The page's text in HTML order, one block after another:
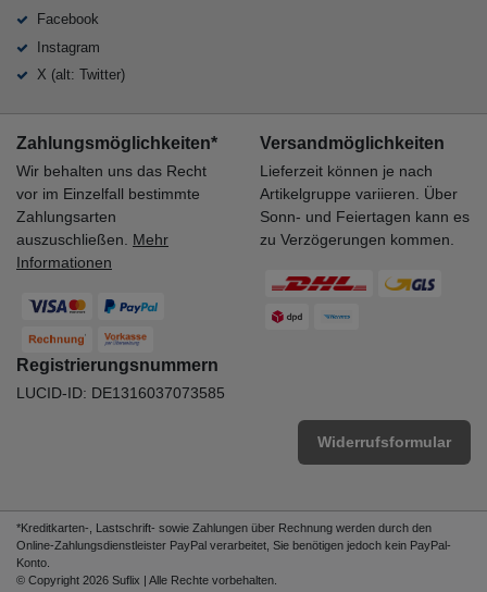
Facebook
Instagram
X (alt: Twitter)
Zahlungsmöglichkeiten*
Wir behalten uns das Recht
vor im Einzelfall bestimmte
Zahlungsarten
auszuschließen. Mehr
Informationen
Versandmöglichkeiten
Lieferzeit können je nach
Artikelgruppe variieren. Über
Sonn- und Feiertagen kann es
zu Verzögerungen kommen.
Registrierungsnummern
LUCID-ID: DE1316037073585
Widerrufsformular
*Kreditkarten-, Lastschrift- sowie Zahlungen über Rechnung werden durch den
Online-Zahlungsdienstleister PayPal verarbeitet, Sie benötigen jedoch kein PayPal-
Konto.
© Copyright 2026 Suflix | Alle Rechte vorbehalten.